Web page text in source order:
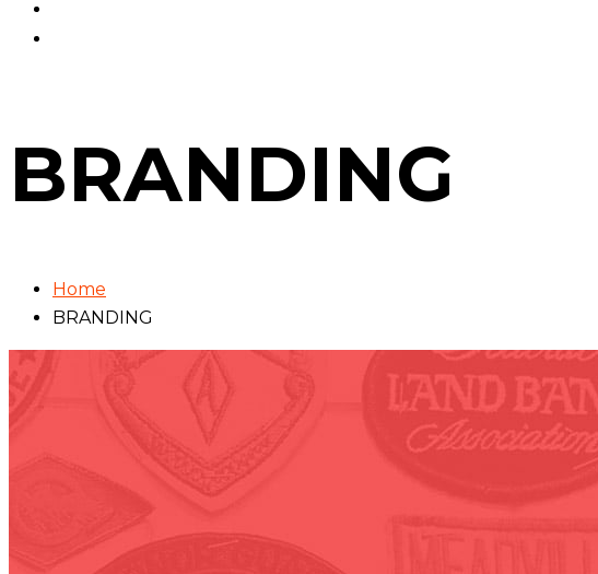
BRANDING
Home
BRANDING